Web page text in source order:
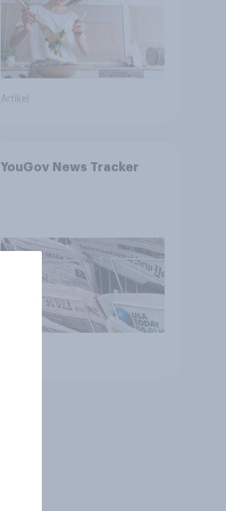
Artikel
YouGov News Tracker